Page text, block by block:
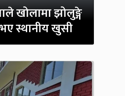
खोलामा झोलुङ्गे
स्थानीय खुसी